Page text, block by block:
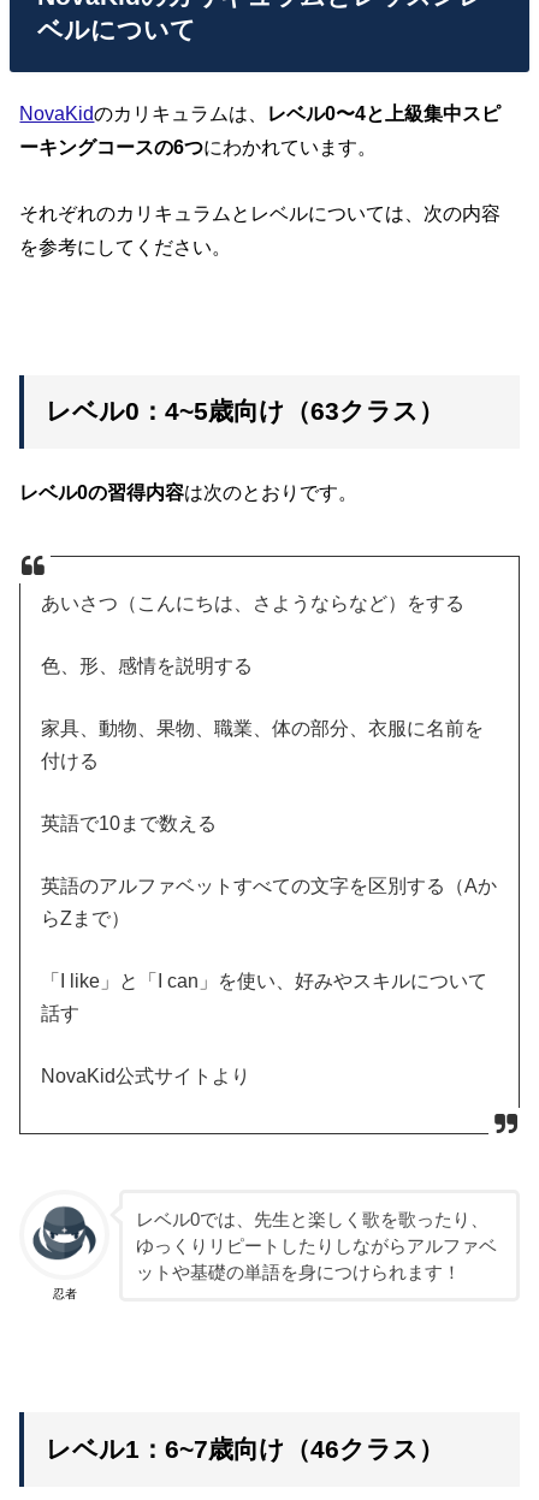
ベルについて
NovaKidのカリキュラムは、 レベル0〜4と上級集中スピ
ーキングコースの6つにわかれています。
それぞれのカリキュラムとレベルについては、次の内容
を参考にしてください。
レベル0：4~5歳向け（63クラス）
レベル0の習得内容は次のとおりです。
あいさつ（こんにちは、さようならなど）をする
色、形、感情を説明する
家具、動物、果物、職業、体の部分、衣服に名前を
付ける
英語で10まで数える
英語のアルファベットすべての文字を区別する（Aか
らZまで）
「I like」と「I can」を使い、好みやスキルについて
話す
NovaKid公式サイトより
忍者
レベル0では、先生と楽しく歌を歌ったり、
ゆっくりリピートしたりしながらアルファベ
ットや基礎の単語を身につけられます！
レベル1：6~7歳向け（46クラス）